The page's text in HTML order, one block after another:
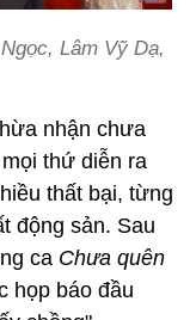
Lâm Vỹ Dạ,
nhận chưa
thứ diễn ra
thất bại, từng
động sản. Sau
ca Chưa quên
họp báo đầu